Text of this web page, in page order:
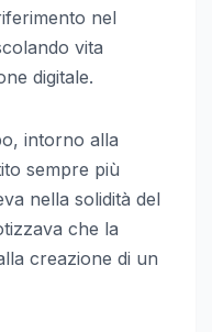
nel
vita
digitale.
intorno alla
sempre più
nella solidità del
che la
creazione di un